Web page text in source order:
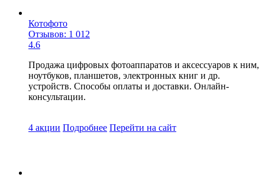
Котофото
Отзывов: 1 012
4.6
Продажа цифровых фотоаппаратов и аксессуаров к ним,
ноутбуков, планшетов, электронных книг и др.
устройств. Способы оплаты и доставки. Онлайн-
консультации.
4 акции Подробнее Перейти на сайт